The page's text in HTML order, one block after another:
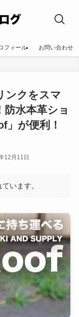
フィール お問い合わせ
ンクをスマ
水本革ショ
」が便利！
12月11日
います。